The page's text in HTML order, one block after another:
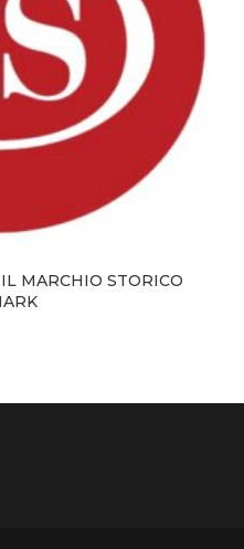
MARCHIO STORICO